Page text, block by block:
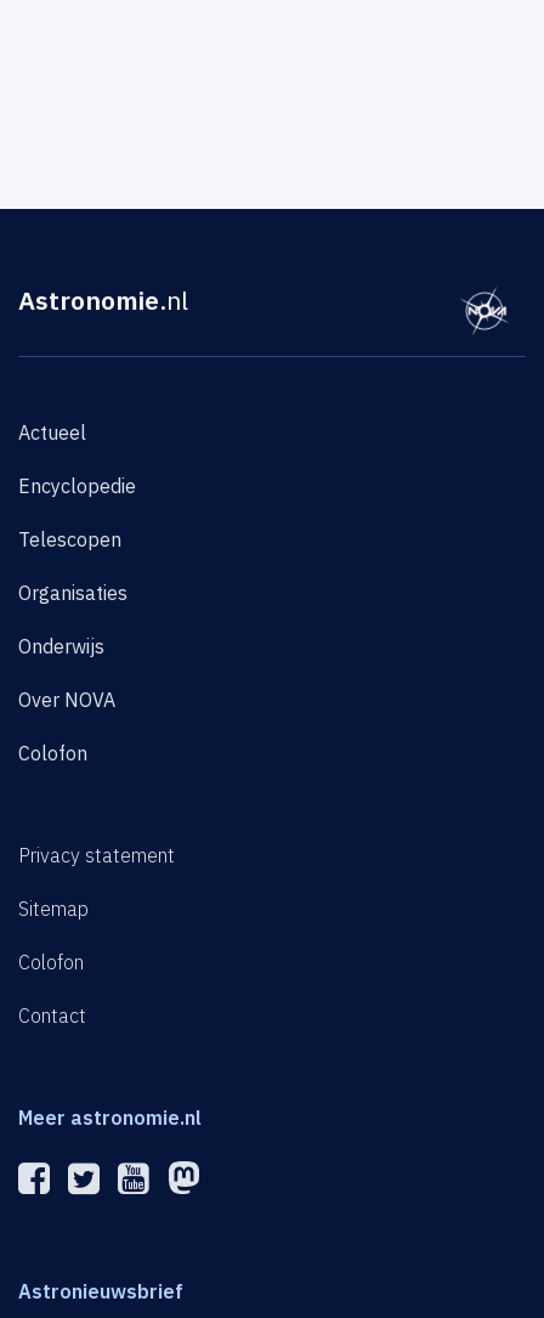
Astronomie.nl
Actueel
Encyclopedie
Telescopen
Organisaties
Onderwijs
Over NOVA
Colofon
Privacy statement
Sitemap
Colofon
Contact
Meer astronomie.nl
Astronieuwsbrief